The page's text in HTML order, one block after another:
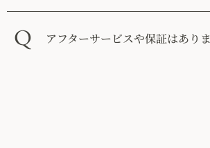
Q アフターサービスや保証はあり